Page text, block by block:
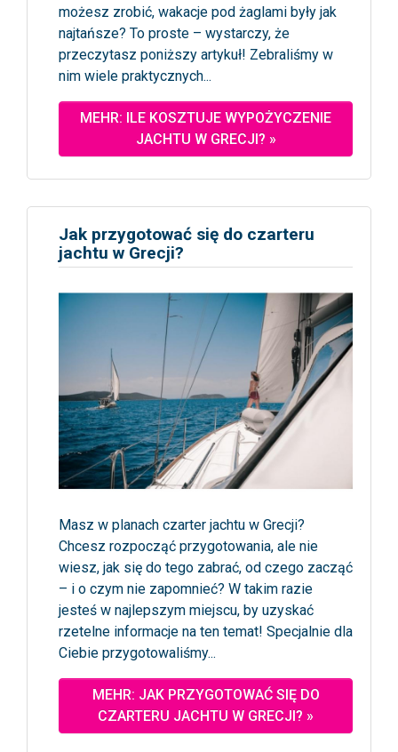
możesz zrobić, wakacje pod żaglami były jak
najtańsze? To proste – wystarczy, że
przeczytasz poniższy artykuł! Zebraliśmy w
nim wiele praktycznych...
MEHR: ILE KOSZTUJE WYPOŻYCZENIE
JACHTU W GRECJI? »
Jak przygotować się do czarteru
jachtu w Grecji?
Masz w planach czarter jachtu w Grecji?
Chcesz rozpocząć przygotowania, ale nie
wiesz, jak się do tego zabrać, od czego zacząć
– i o czym nie zapomnieć? W takim razie
jesteś w najlepszym miejscu, by uzyskać
rzetelne informacje na ten temat! Specjalnie dla
Ciebie przygotowaliśmy...
MEHR: JAK PRZYGOTOWAĆ SIĘ DO
CZARTERU JACHTU W GRECJI? »